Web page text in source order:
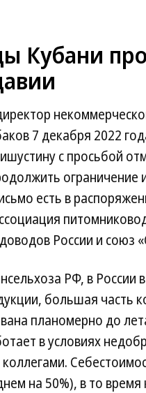
Кубани
7 декабря 2022
с просьбой
ограничение
есть в
России и союз
РФ, в России
большая часть
планомерно до
в условиях
на 50%), в то